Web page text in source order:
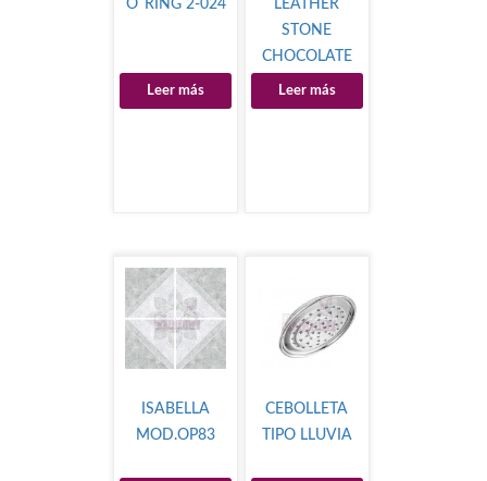
O´RING 2-024
Leer más
LEATHER
STONE
CHOCOLATE
Leer más
ISABELLA
MOD.OP83
CEBOLLETA
TIPO LLUVIA